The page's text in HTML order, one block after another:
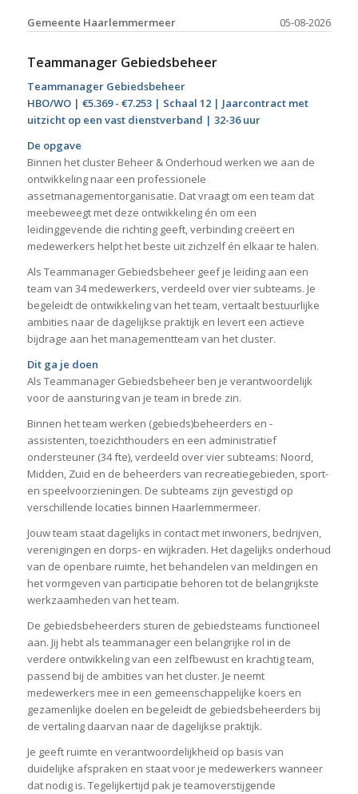
05-08-2026
Gemeente Haarlemmermeer
Teammanager Gebiedsbeheer
Teammanager Gebiedsbeheer
HBO/WO | €5.369 - €7.253 | Schaal 12 | Jaarcontract met
uitzicht op een vast dienstverband | 32-36 uur
De opgave
Binnen het cluster Beheer & Onderhoud werken we aan de
ontwikkeling naar een professionele
assetmanagementorganisatie. Dat vraagt om een team dat
meebeweegt met deze ontwikkeling én om een
leidinggevende die richting geeft, verbinding creëert en
medewerkers helpt het beste uit zichzelf én elkaar te halen.
Als Teammanager Gebiedsbeheer geef je leiding aan een
team van 34 medewerkers, verdeeld over vier subteams. Je
begeleidt de ontwikkeling van het team, vertaalt bestuurlijke
ambities naar de dagelijkse praktijk en levert een actieve
bijdrage aan het managementteam van het cluster.
Dit ga je doen
Als Teammanager Gebiedsbeheer ben je verantwoordelijk
voor de aansturing van je team in brede zin.
Binnen het team werken (gebieds)beheerders en -
assistenten, toezichthouders en een administratief
ondersteuner (34 fte), verdeeld over vier subteams: Noord,
Midden, Zuid en de beheerders van recreatiegebieden, sport-
en speelvoorzieningen. De subteams zijn gevestigd op
verschillende locaties binnen Haarlemmermeer.
Jouw team staat dagelijks in contact met inwoners, bedrijven,
verenigingen en dorps- en wijkraden. Het dagelijks onderhoud
van de openbare ruimte, het behandelen van meldingen en
het vormgeven van participatie behoren tot de belangrijkste
werkzaamheden van het team.
De gebiedsbeheerders sturen de gebiedsteams functioneel
aan. Jij hebt als teammanager een belangrijke rol in de
verdere ontwikkeling van een zelfbewust en krachtig team,
passend bij de ambities van het cluster. Je neemt
medewerkers mee in een gemeenschappelijke koers en
gezamenlijke doelen en begeleidt de gebiedsbeheerders bij
de vertaling daarvan naar de dagelijkse praktijk.
Je geeft ruimte en verantwoordelijkheid op basis van
duidelijke afspraken en staat voor je medewerkers wanneer
dat nodig is. Tegelijkertijd pak je teamoverstijgende